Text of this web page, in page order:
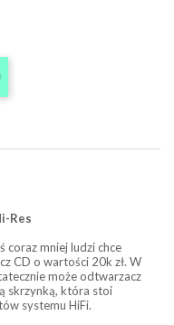
Res
coraz mniej ludzi chce
CD o wartości 20k zł. W
może odtwarzacz
skrzynką, która stoi
systemu HiFi.